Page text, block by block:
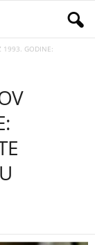
1993. GODINE: